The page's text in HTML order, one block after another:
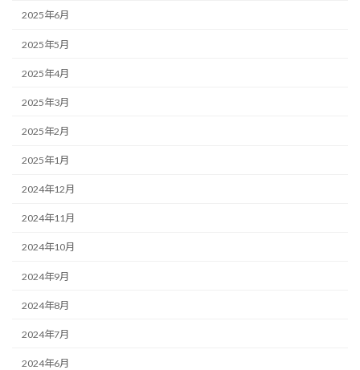
2025年6月
2025年5月
2025年4月
2025年3月
2025年2月
2025年1月
2024年12月
2024年11月
2024年10月
2024年9月
2024年8月
2024年7月
2024年6月